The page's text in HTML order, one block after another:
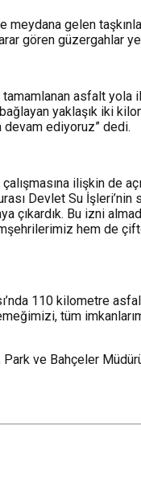
meydana gelen
gören güzergahlar
asfalt
yaklaşık iki
devam ediyoruz” dedi.
ilişkin de
Devlet Su
Bu izni
hem de
110 kilometre asfalt
tüm
Park ve Bahçeler